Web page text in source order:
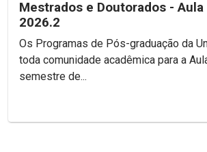
Mestrados e Doutorados - Aula
2026.2
Os Programas de Pós-graduação da
toda comunidade acadêmica para a
semestre de...